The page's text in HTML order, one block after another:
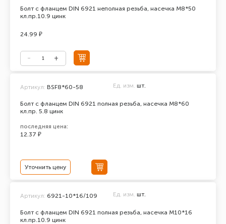
Болт с фланцем DIN 6921 неполная резьба, насечка М8*50
кл.пр.10.9 цинк
24.99 ₽
Болт с фланцем DIN 6921 полная резьба, насечка М8*60
кл.пр. 5.8 цинк
Артикул: BSF8*60-58 Ед. изм. шт.
последняя цена:
12.37 ₽
Уточнить цену
Болт с фланцем DIN 6921 полная резьба, насечка М10*16
кл.пр.10.9 цинк
Артикул: 6921-10*16/109 Ед. изм. шт.